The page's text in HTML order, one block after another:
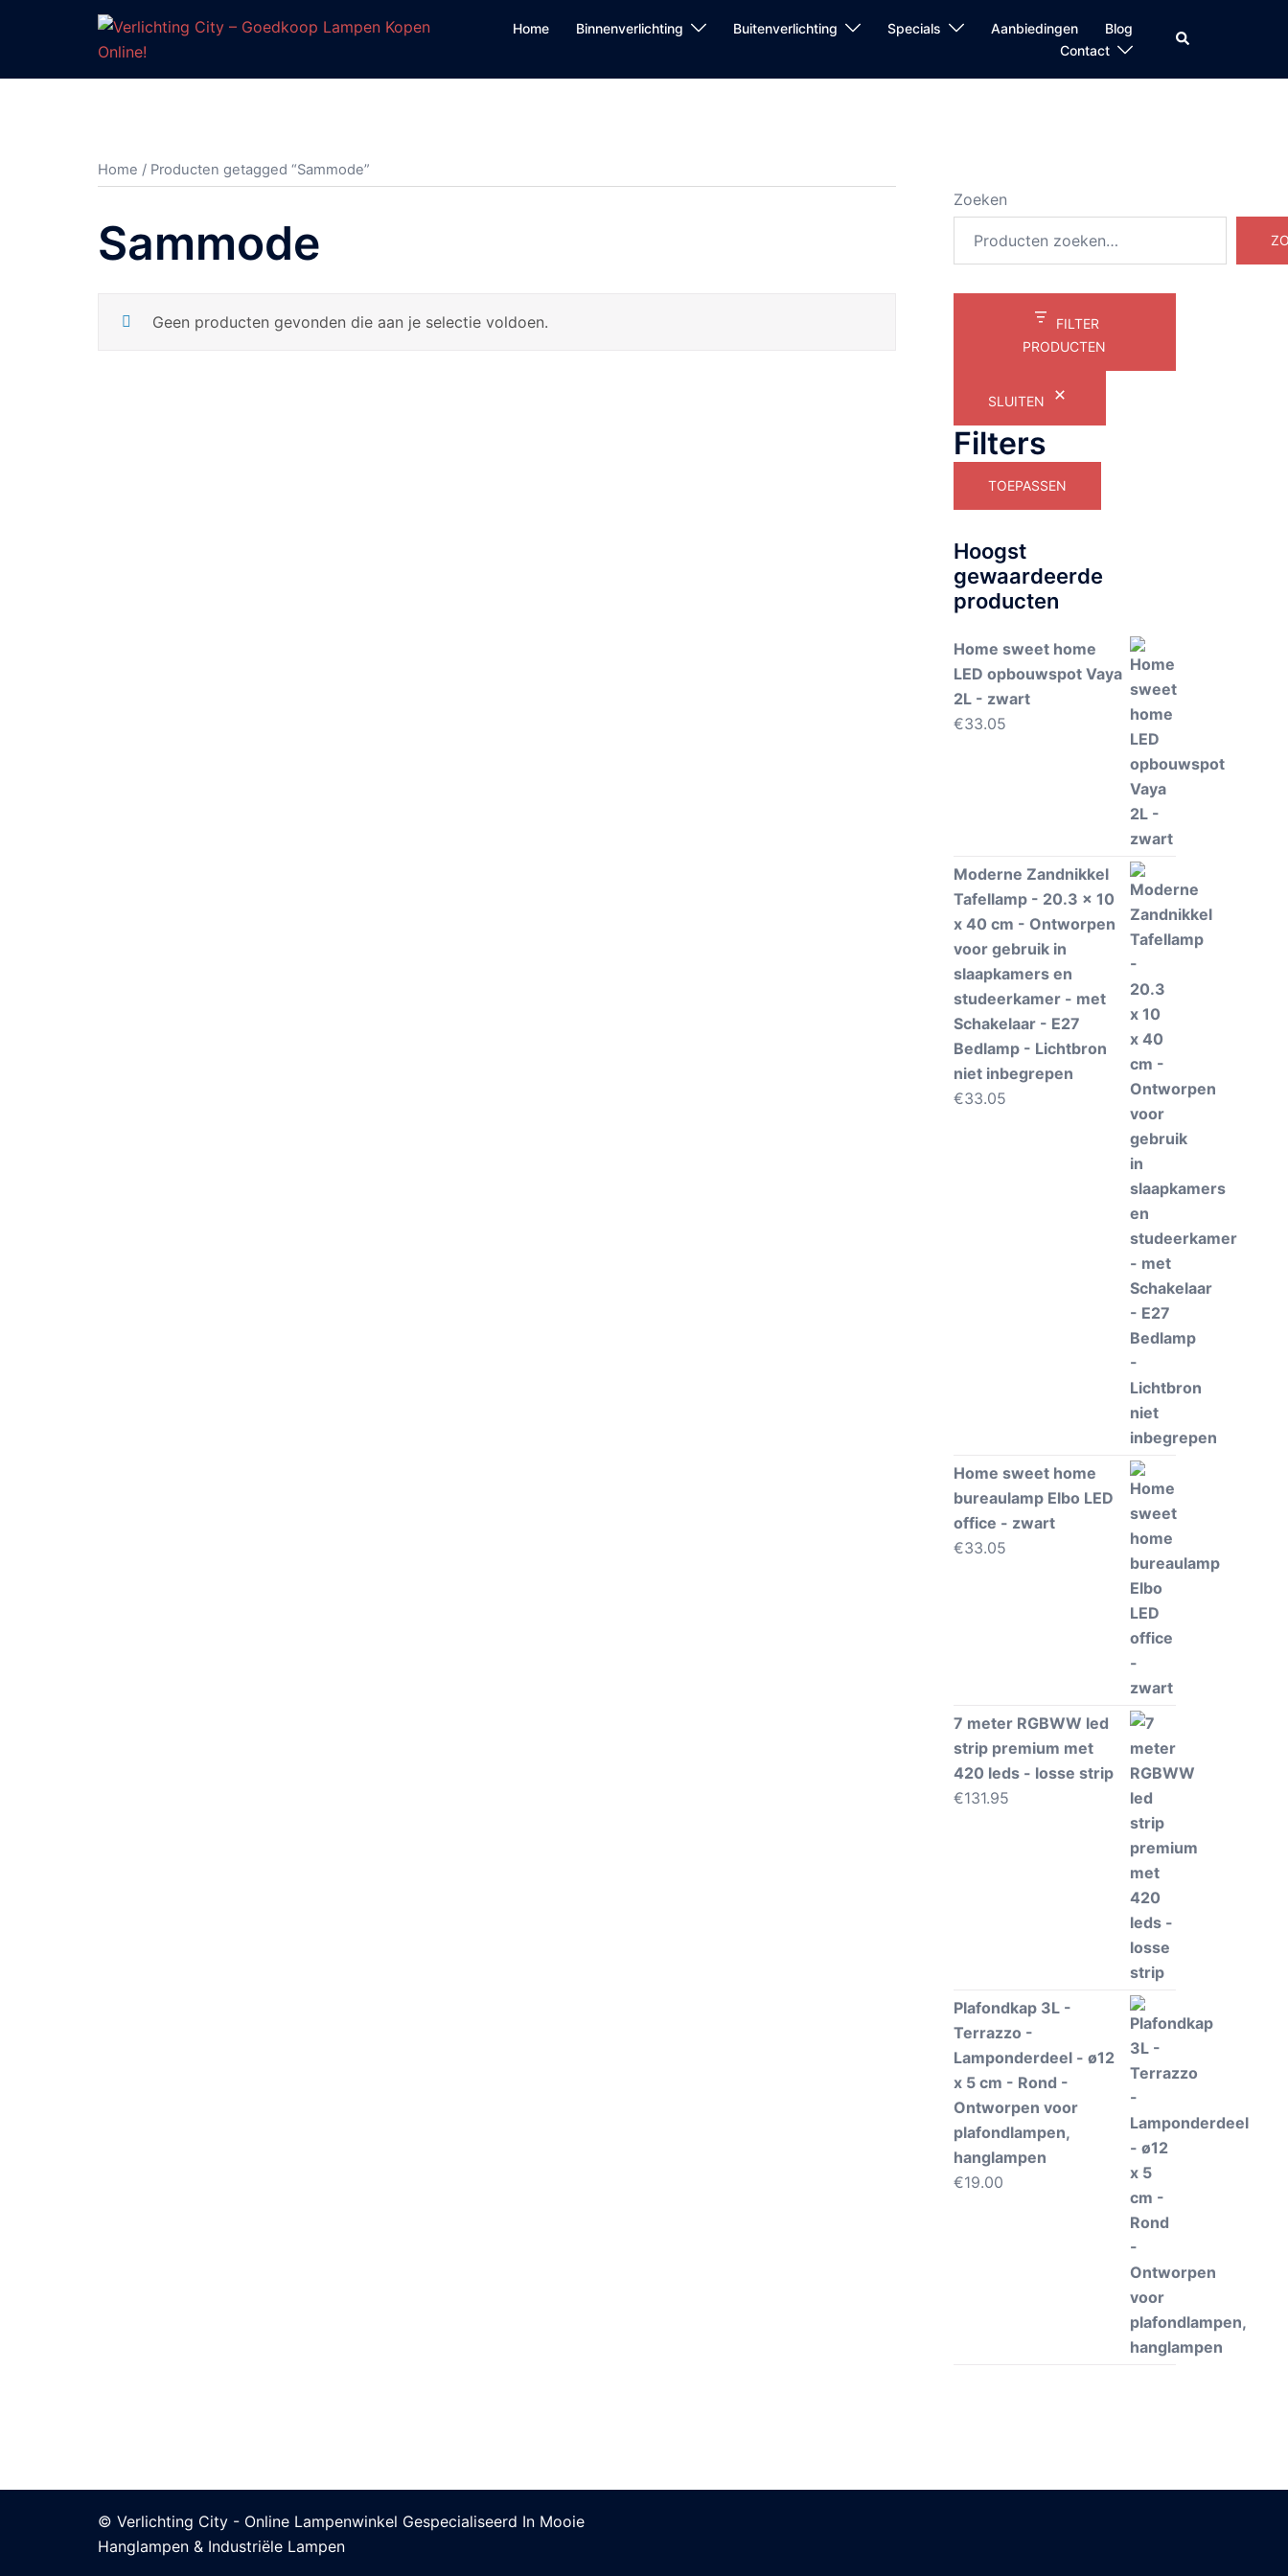
Home Binnenverlichting Buitenverlichting Specials Aanbiedingen
Blog
Contact
Zoeken
Home / Producten getagged “Sammode”
Sammode
Geen producten gevonden die aan je selectie voldoen.
Zoeken
FILTER
PRODUCTEN
SLUITEN
Filters
TOEPASSEN
Hoogst
gewaardeerde
producten
Home sweet home
LED opbouwspot Vaya
2L - zwart
€33.05
Moderne Zandnikkel
Tafellamp - 20.3 x 10
x 40 cm - Ontworpen
voor gebruik in
slaapkamers en
studeerkamer - met
Schakelaar - E27
Bedlamp - Lichtbron
niet inbegrepen
€33.05
Home sweet home
bureaulamp Elbo LED
office - zwart
€33.05
7 meter RGBWW led
strip premium met
420 leds - losse strip
€131.95
Plafondkap 3L -
Terrazzo -
Lamponderdeel - ø12
x 5 cm - Rond -
Ontworpen voor
plafondlampen,
hanglampen
€19.00
© Verlichting City - Online Lampenwinkel Gespecialiseerd In Mooie
Hanglampen & Industriële Lampen